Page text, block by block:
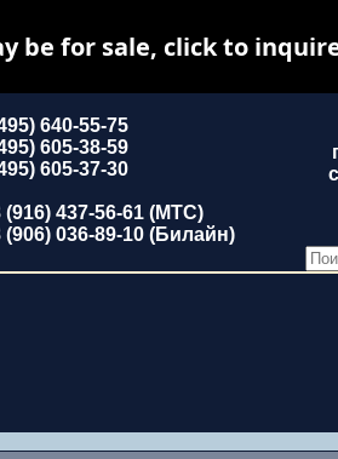
640-55-75
605-38-59
605-37-30
(916) 437-56-61 (МТС)
(906) 036-89-10 (Билайн)
be for sale, click to